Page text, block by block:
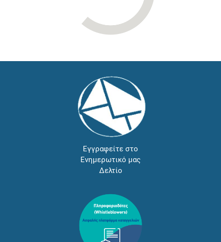
Εγγραφείτε στο
Ενημερωτικό μας
Δελτίο